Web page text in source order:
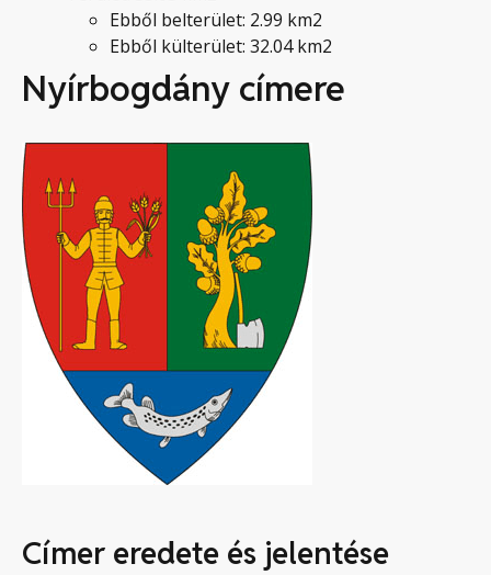
Ebből belterület: 2.99 km2
Ebből külterület: 32.04 km2
Nyírbogdány címere
Címer eredete és jelentése